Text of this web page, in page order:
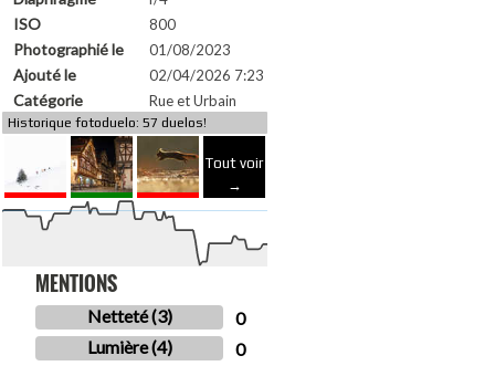
ISO 800
Photographié le 01/08/2023
Ajouté le 02/04/2026 7:23
Catégorie Rue et Urbain
Historique fotoduelo: 57 duelos!
Tout voir
→
MENTIONS
Netteté (3)
0
Lumière (4)
0